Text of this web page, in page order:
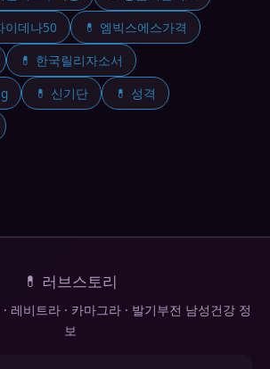
이데나50
💊 엠빅스에스가격
💊 한국릴리자소서
💊 신기단
💊 성격
💊 러브스토리
레비트라 · 카마그라 · 발기부전 남성건강 정
보